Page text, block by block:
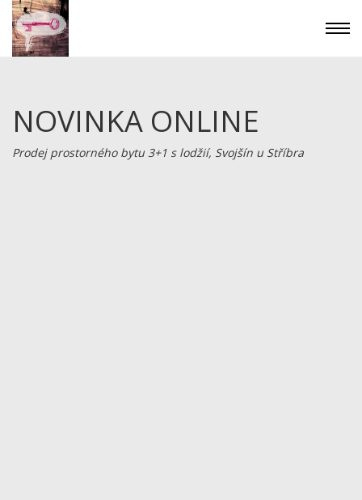
NOVINKA ONLINE
Prodej prostorného bytu 3+1 s lodžií, Svojšín u Stříbra